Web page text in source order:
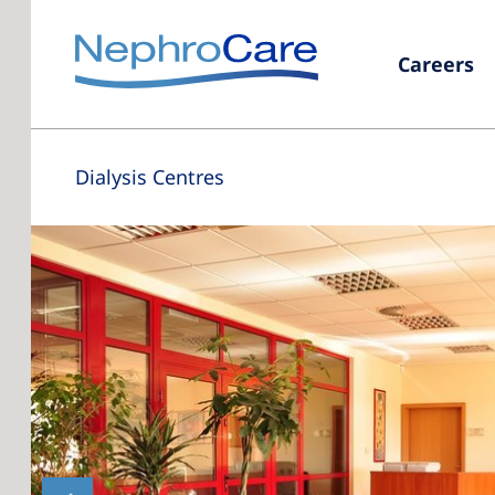
Careers
Dialysis Centres